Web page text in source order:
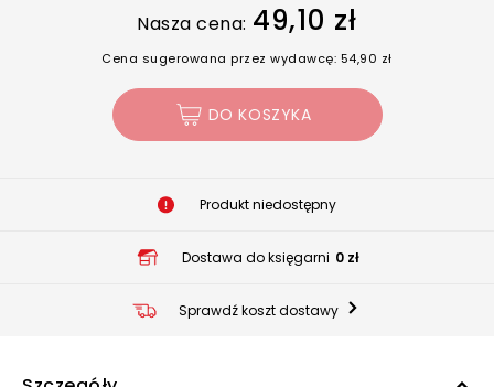
Nasza cena: 49,10 zł
Cena sugerowana przez wydawcę: 54,90 zł
DO KOSZYKA
Produkt niedostępny
Dostawa do księgarni 0 zł
Sprawdź koszt dostawy